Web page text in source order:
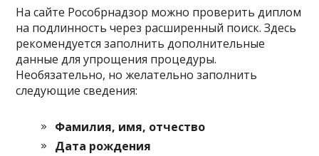
На сайте Рособрнадзор можно проверить диплом
на подлинность через расширенный поиск. Здесь
рекомендуется заполнить дополнительные
данные для упрощения процедуры.
Необязательно, но желательно заполнить
следующие сведения:
Фамилия, имя, отчество
Дата рождения